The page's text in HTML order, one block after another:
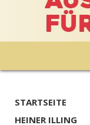
STARTSEITE
HEINER ILLING